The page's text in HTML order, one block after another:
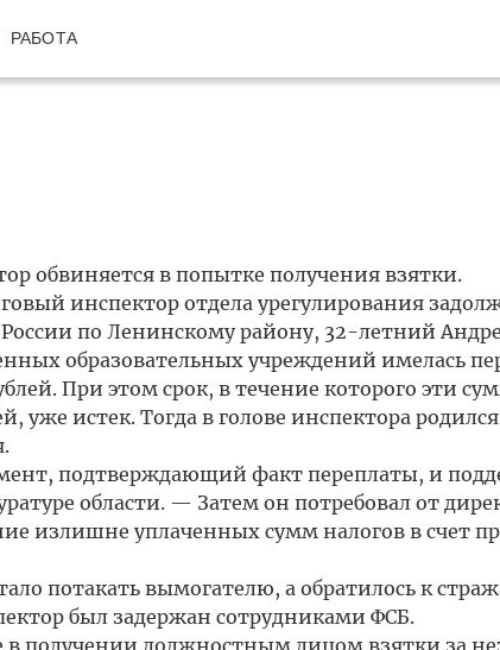
РАБОТА
обвиняется в попытке получения взятки.
инспектор отдела урегулирования
по Ленинскому району, 32-летний
образовательных учреждений имелась
При этом срок, в течение которого эти
уже истек. Тогда в голове инспектора
подтверждающий факт переплаты, и
области. — Затем он потребовал от
излишне уплаченных сумм налогов в счет
потакать вымогателю, а обратилось к
был задержан сотрудниками ФСБ.
в получении должностным лицом взятки за